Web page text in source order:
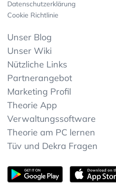
Datenschutzerklärung
Cookie Richtlinie
Unser Blog
Unser Wiki
Nützliche Links
Partnerangebot
Marketing Profil
Theorie App
Verwaltungssoftware
Theorie am PC lernen
Tüv und Dekra Fragen